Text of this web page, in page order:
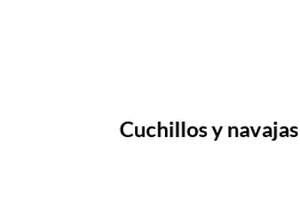
Cuchillos y navajas